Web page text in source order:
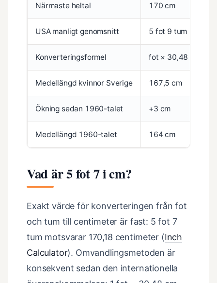
Närmaste heltal 170 cm
USA manligt genomsnitt 5 fot 9 tum
Konverteringsformel fot × 30,48 + tum
Medellängd kvinnor Sverige 167,5 cm
Ökning sedan 1960-talet +3 cm
Medellängd 1960-talet 164 cm
Vad är 5 fot 7 i cm?
Exakt värde för konverteringen från fot
och tum till centimeter är fast: 5 fot 7
tum motsvarar 170,18 centimeter (Inch
Calculator). Omvandlingsmetoden är
konsekvent sedan den internationella